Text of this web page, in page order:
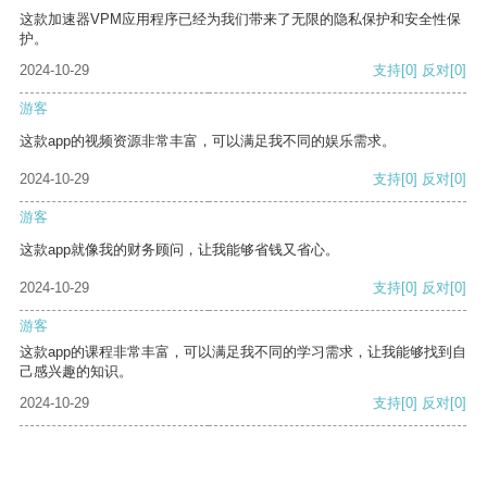
这款加速器VPM应用程序已经为我们带来了无限的隐私保护和安全性保
护。
2024-10-29
支持[0] 反对[0]
游客
这款app的视频资源非常丰富，可以满足我不同的娱乐需求。
2024-10-29 支持[0] 反对[0]
游客
这款app就像我的财务顾问，让我能够省钱又省心。
2024-10-29 支持[0] 反对[0]
游客
这款app的课程非常丰富，可以满足我不同的学习需求，让我能够找到自
己感兴趣的知识。
2024-10-29
支持[0] 反对[0]